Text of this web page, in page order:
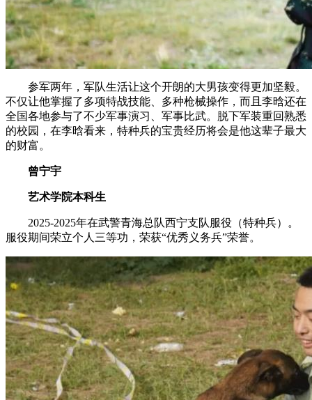
参军两年，军队生活让这个开朗的大男孩变得更加坚毅。
不仅让他掌握了多项特战技能、多种枪械操作，而且李晗还在
全国各地参与了不少军事演习、军事比武。脱下军装重回熟悉
的校园，在李晗看来，特种兵的宝贵经历将会是他这辈子最大
的财富。
曾宁宇
艺术学院本科生
2025-2025年在武警青海总队西宁支队服役（特种兵）。
服役期间荣立个人三等功，荣获“优秀义务兵”荣誉。